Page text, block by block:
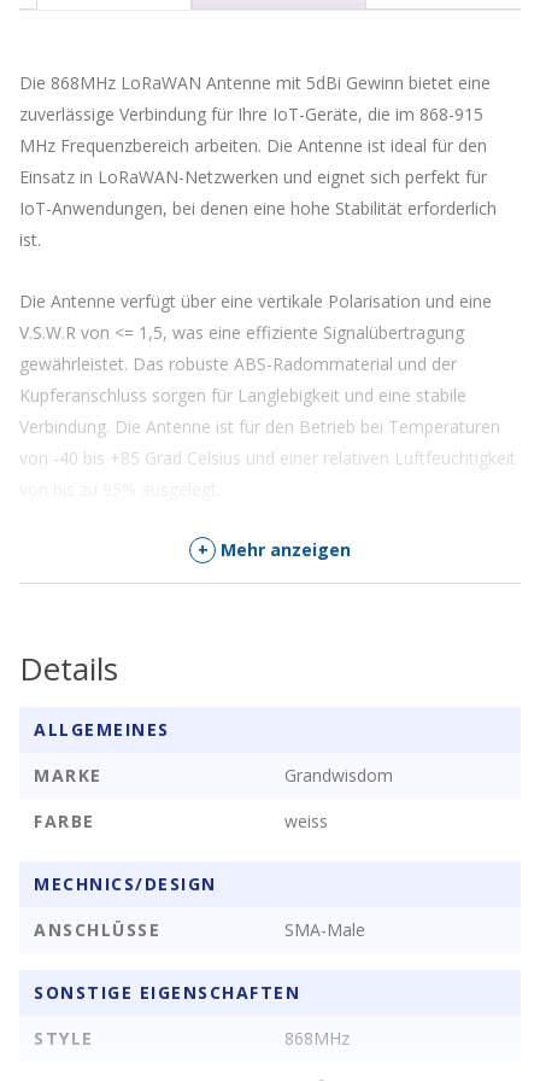
die
dieses
Produkt
kommen
Die 868MHz LoRaWAN Antenne mit 5dBi Gewinn bietet eine
zuverlässige Verbindung für Ihre IoT-Geräte, die im 868-915
MHz Frequenzbereich arbeiten. Die Antenne ist ideal für den
Einsatz in LoRaWAN-Netzwerken und eignet sich perfekt für
IoT-Anwendungen, bei denen eine hohe Stabilität erforderlich
ist.
Die Antenne verfügt über eine vertikale Polarisation und eine
V.S.W.R von <= 1,5, was eine effiziente Signalübertragung
gewährleistet. Das robuste ABS-Radommaterial und der
Kupferanschluss sorgen für Langlebigkeit und eine stabile
Verbindung. Die Antenne ist für den Betrieb bei Temperaturen
von -40 bis +85 Grad Celsius und einer relativen Luftfeuchtigkeit
Spezifikationen
Mittenfrequenz
Gewinn 5 dBi
V.S.W.R <= 1,5
Radommaterial ABS
+ Mehr anzeigen
Details
ALLGEMEINES
MARKE
Grandwisdom
FARBE
weiss
MECHNICS/DESIGN
ANSCHLÜSSE
SMA-Male
SONSTIGE EIGENSCHAFTEN
STYLE
868MHz